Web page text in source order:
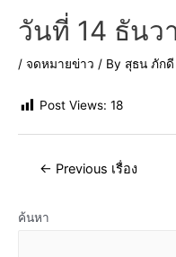
วันที่ 14 ธันว
/ จดหมายข่าว / By สุธน ภักดี
Post Views: 18
← Previous เรื่อง
ค้นหา